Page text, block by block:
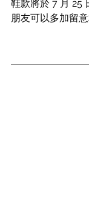
鞋款將於 7 月 25
朋友可以多加留意